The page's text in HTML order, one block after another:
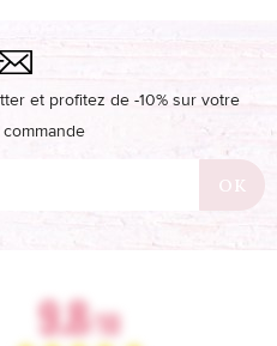
et profitez de -10% sur votre